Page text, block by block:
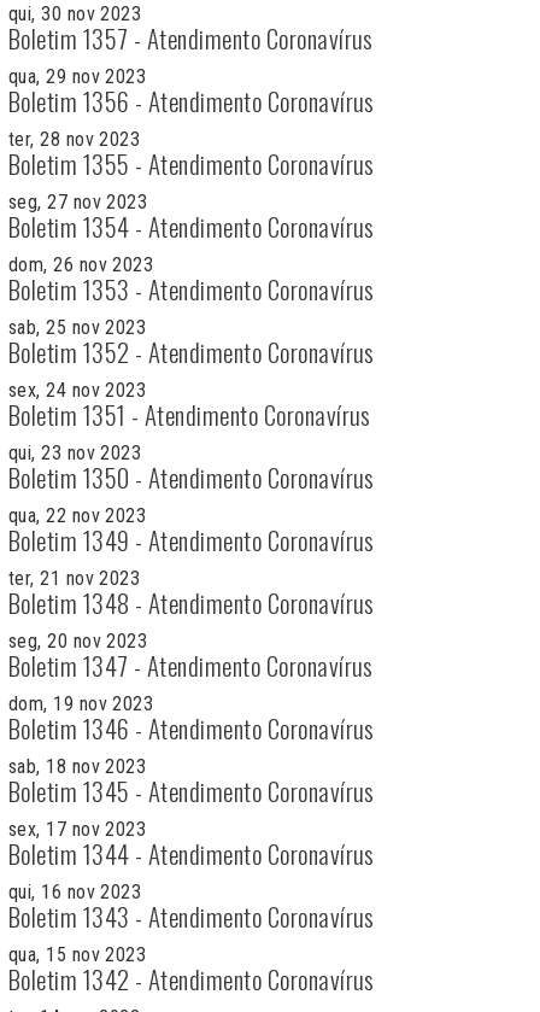
qui, 30 nov 2023
Boletim 1357 - Atendimento Coronavírus
qua, 29 nov 2023
Boletim 1356 - Atendimento Coronavírus
ter, 28 nov 2023
Boletim 1355 - Atendimento Coronavírus
seg, 27 nov 2023
Boletim 1354 - Atendimento Coronavírus
dom, 26 nov 2023
Boletim 1353 - Atendimento Coronavírus
sab, 25 nov 2023
Boletim 1352 - Atendimento Coronavírus
sex, 24 nov 2023
Boletim 1351 - Atendimento Coronavírus
qui, 23 nov 2023
Boletim 1350 - Atendimento Coronavírus
qua, 22 nov 2023
Boletim 1349 - Atendimento Coronavírus
ter, 21 nov 2023
Boletim 1348 - Atendimento Coronavírus
seg, 20 nov 2023
Boletim 1347 - Atendimento Coronavírus
dom, 19 nov 2023
Boletim 1346 - Atendimento Coronavírus
sab, 18 nov 2023
Boletim 1345 - Atendimento Coronavírus
sex, 17 nov 2023
Boletim 1344 - Atendimento Coronavírus
qui, 16 nov 2023
Boletim 1343 - Atendimento Coronavírus
qua, 15 nov 2023
Boletim 1342 - Atendimento Coronavírus